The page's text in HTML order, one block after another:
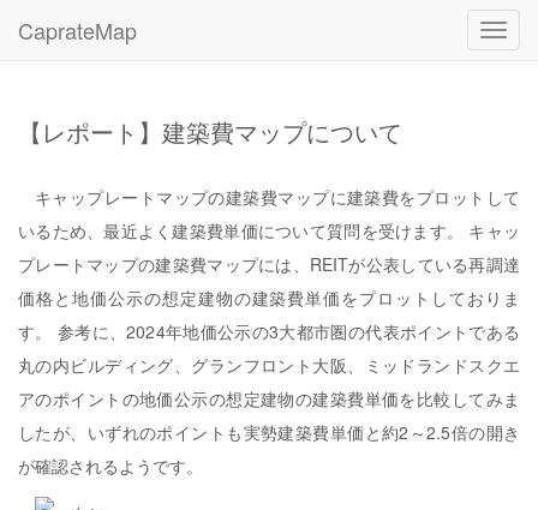
CaprateMap
【レポート】建築費マップについて
キャップレートマップの建築費マップに建築費をプロットして
いるため、最近よく建築費単価について質問を受けます。 キャッ
プレートマップの建築費マップには、REITが公表している再調達
価格と地価公示の想定建物の建築費単価をプロットしておりま
す。 参考に、2024年地価公示の3大都市圏の代表ポイントである
丸の内ビルディング、グランフロント大阪、ミッドランドスクエ
アのポイントの地価公示の想定建物の建築費単価を比較してみま
したが、いずれのポイントも実勢建築費単価と約2～2.5倍の開き
が確認されるようです。